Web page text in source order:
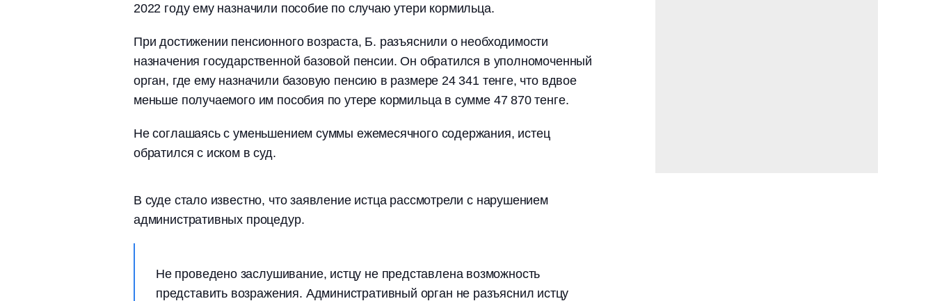
2022 году ему назначили пособие по случаю утери кормильца.
При достижении пенсионного возраста, Б. разъяснили о необходимости
назначения государственной базовой пенсии. Он обратился в уполномоченный
орган, где ему назначили базовую пенсию в размере 24 341 тенге, что вдвое
меньше получаемого им пособия по утере кормильца в сумме 47 870 тенге.
Не соглашаясь с уменьшением суммы ежемесячного содержания, истец
обратился с иском в суд.
В суде стало известно, что заявление истца рассмотрели с нарушением
административных процедур.
Не проведено заслушивание, истцу не представлена возможность
представить возражения. Административный орган не разъяснил истцу